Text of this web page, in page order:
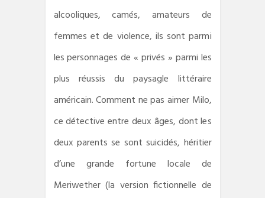
alcooliques, camés, amateurs de
femmes et de violence, ils sont parmi
les personnages de « privés » parmi les
plus réussis du paysagle littéraire
américain. Comment ne pas aimer Milo,
ce détective entre deux âges, dont les
deux parents se sont suicidés, héritier
d’une grande fortune locale de
Meriwether (la version fictionnelle de